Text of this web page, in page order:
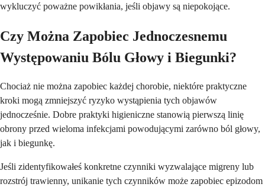
wykluczyć poważne powikłania, jeśli objawy są niepokojące.
Czy Można Zapobiec Jednoczesnemu
Występowaniu Bólu Głowy i Biegunki?
Chociaż nie można zapobiec każdej chorobie, niektóre praktyczne
kroki mogą zmniejszyć ryzyko wystąpienia tych objawów
jednocześnie. Dobre praktyki higieniczne stanowią pierwszą linię
obrony przed wieloma infekcjami powodującymi zarówno ból głowy,
jak i biegunkę.
Jeśli zidentyfikowałeś konkretne czynniki wyzwalające migreny lub
rozstrój trawienny, unikanie tych czynników może zapobiec epizodom